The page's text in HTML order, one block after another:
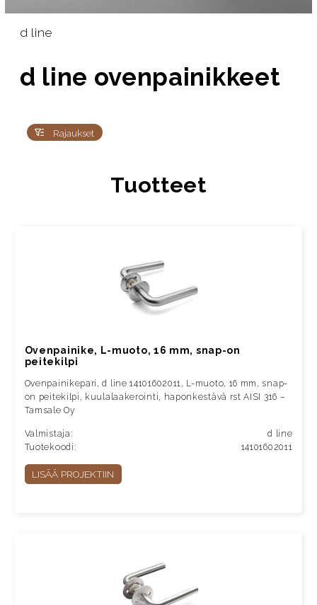
d line
d line ovenpainikkeet
Rajaukset
Tuotteet
Ovenpainike, L-muoto, 16 mm, snap-on
peitekilpi
Ovenpainikepari, d line 14101602011, L-muoto, 16 mm, snap-
on peitekilpi, kuulalaakerointi, haponkestävä rst AISI 316 –
Tamsale Oy
Valmistaja:
d line
Tuotekoodi:
14101602011
LISÄÄ PROJEKTIIN